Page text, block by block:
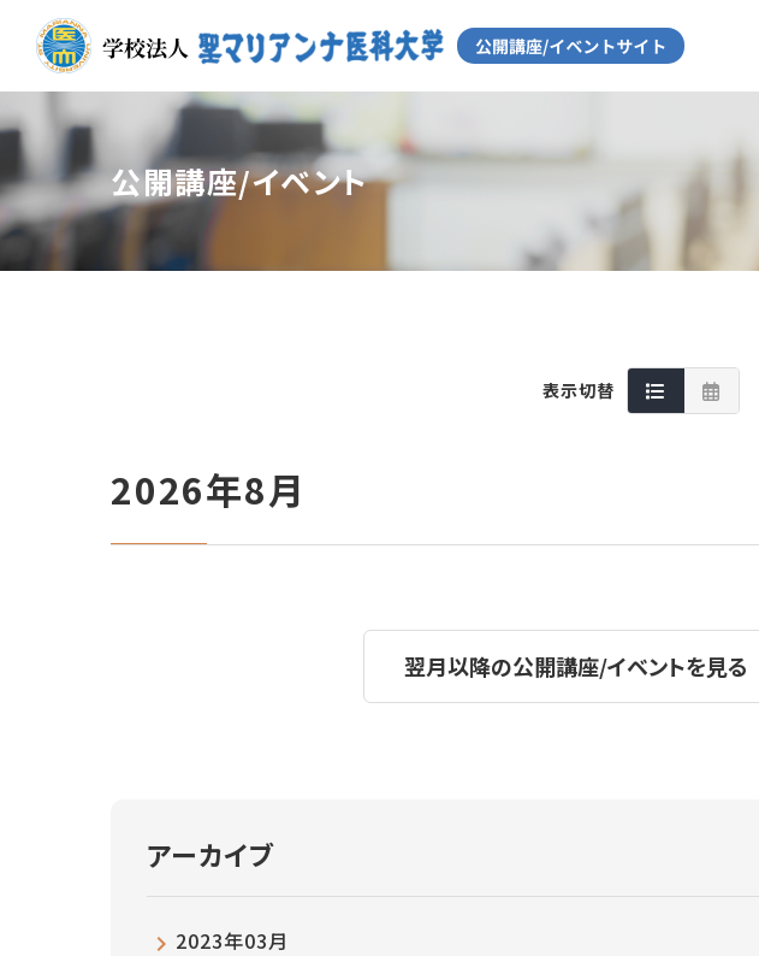
公開講座/イベント
表示切替
2026年8月
翌月以降の公開講座/イベントを見る
アーカイブ
2023年03月